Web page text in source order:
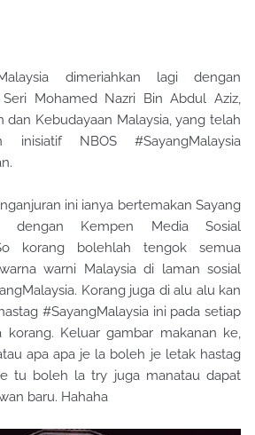
dimeriahkan lagi dengan
Seri Mohamed Nazri Bin Abdul Aziz,
dan Kebudayaan Malaysia, yang telah
inisiatif NBOS #SayangMalaysia
ini ianya bertemakan Sayang
dengan Kempen Media Sosial
korang bolehlah tengok semua
warni Malaysia di laman sosial
Korang juga di alu alu kan
#SayangMalaysia ini pada setiap
Keluar gambar makanan ke,
apa apa je la boleh je letak hastag
tu boleh la try juga manatau dapat
baru. Hahaha